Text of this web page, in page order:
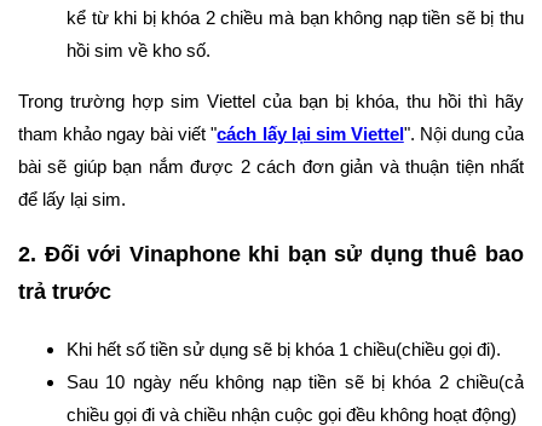
kể từ khi bị khóa 2 chiều mà bạn không nạp tiền sẽ bị thu
hồi sim về kho số.
Trong trường hợp sim Viettel của bạn bị khóa, thu hồi thì hãy
tham khảo ngay bài viết "cách lấy lại sim Viettel". Nội dung của
bài sẽ giúp bạn nắm được 2 cách đơn giản và thuận tiện nhất
để lấy lại sim.
2. Đối với Vinaphone khi bạn sử dụng thuê bao
trả trước
Khi hết số tiền sử dụng sẽ bị khóa 1 chiều(chiều gọi đi).
Sau 10 ngày nếu không nạp tiền sẽ bị khóa 2 chiều(cả
chiều gọi đi và chiều nhận cuộc gọi đều không hoạt động)